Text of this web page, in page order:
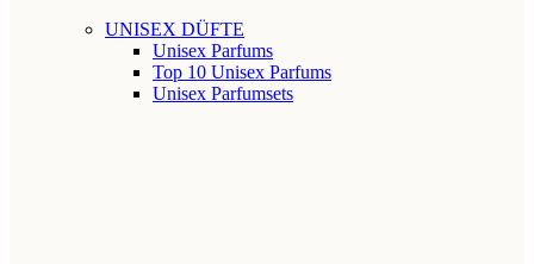
UNISEX DÜFTE
Unisex Parfums
Top 10 Unisex Parfums
Unisex Parfumsets